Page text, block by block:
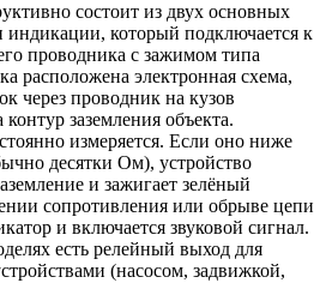
состоит из двух основных
индикации, который подключается к
проводника с зажимом типа
расположена электронная схема,
через проводник на кузов
заземления объекта.
измеряется. Если оно ниже
десятки Ом), устройство
и зажигает зелёный
сопротивления или обрыве цепи
и включается звуковой сигнал.
есть релейный выход для
(насосом, задвижкой,